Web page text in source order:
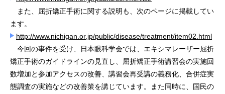
また、屈折矯正手術に関する説明も、次のページに掲載してい
ます。
http://www.nichigan.or.jp/public/disease/treatment/item02.html
今回の事件を受け、日本眼科学会では、エキシマレーザー屈折
矯正手術のガイドラインの見直し、屈折矯正手術講習会の実施回
数増加と参加アクセスの改善、講習会再受講の義務化、合併症実
態調査の実施などの改善策を講じています。また同時に、国民の